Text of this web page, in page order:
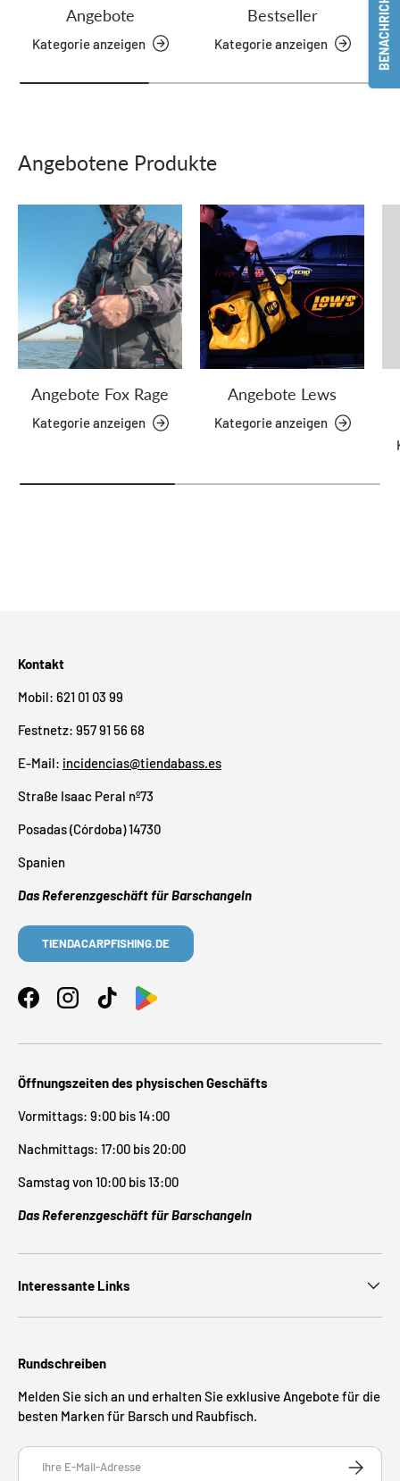
Angebote
Kategorie anzeigen
Bestseller
Kategorie anzeigen
Angebotene Produkte
Angebote Fox Rage
Kategorie anzeigen
Angebote Lews
Kategorie anzeigen
Kontakt
Mobil: 621 01 03 99
Festnetz: 957 91 56 68
E-Mail: incidencias@tiendabass.es
Straße Isaac Peral nº73
Posadas (Córdoba) 14730
Spanien
Das Referenzgeschäft für Barschangeln
TIENDACARPFISHING.DE
FacebookInstagramTikTok
Öffnungszeiten des physischen Geschäfts
Vormittags: 9:00 bis 14:00
Nachmittags: 17:00 bis 20:00
Samstag von 10:00 bis 13:00
Das Referenzgeschäft für Barschangeln
Interessante Links
Rundschreiben
Melden Sie sich an und erhalten Sie exklusive Angebote für die
besten Marken für Barsch und Raubfisch.
E-Mail